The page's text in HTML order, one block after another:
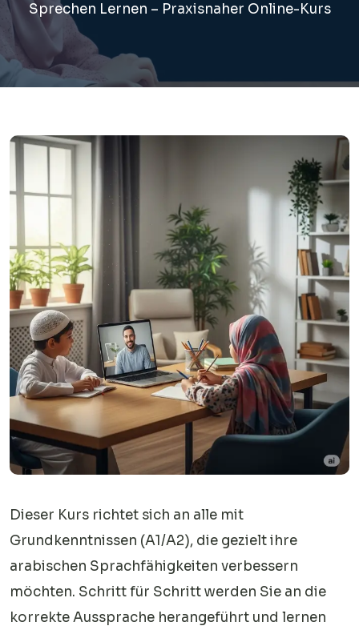
Sprechen Lernen – Praxisnaher Online-Kurs
Dieser Kurs richtet sich an alle mit
Grundkenntnissen (A1/A2), die gezielt ihre
arabischen Sprachfähigkeiten verbessern
möchten. Schritt für Schritt werden Sie an die
korrekte Aussprache herangeführt und lernen